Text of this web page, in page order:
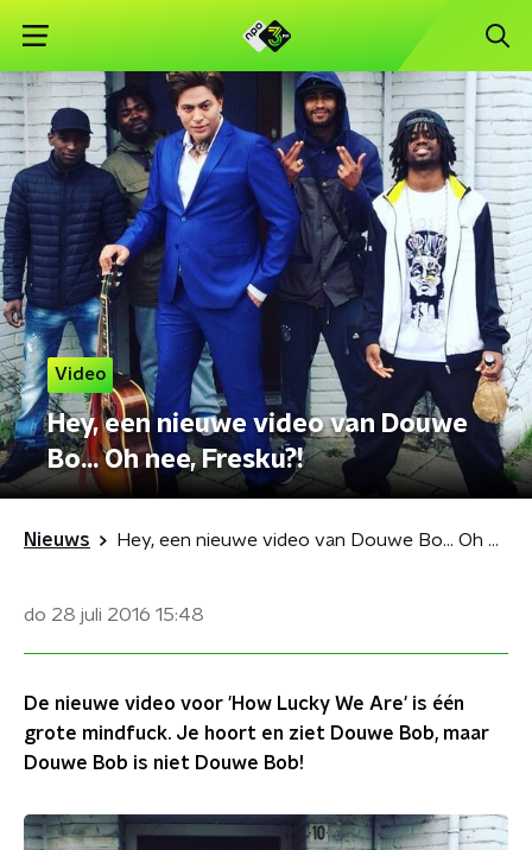
Video
Hey, een nieuwe video van Douwe
Bo... Oh nee, Fresku?!
Nieuws Hey, een nieuwe video van Douwe Bo... Oh nee, Fresku?!
do 28 juli 2016 15:48
De nieuwe video voor 'How Lucky We Are' is één
grote mindfuck. Je hoort en ziet Douwe Bob, maar
Douwe Bob is niet Douwe Bob!